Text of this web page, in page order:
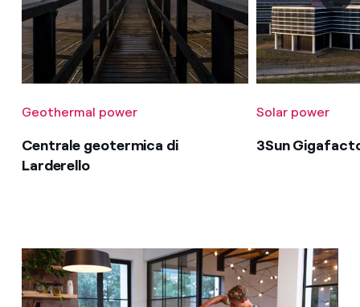
Geothermal power
Centrale geotermica di
Larderello
Solar power
3Sun